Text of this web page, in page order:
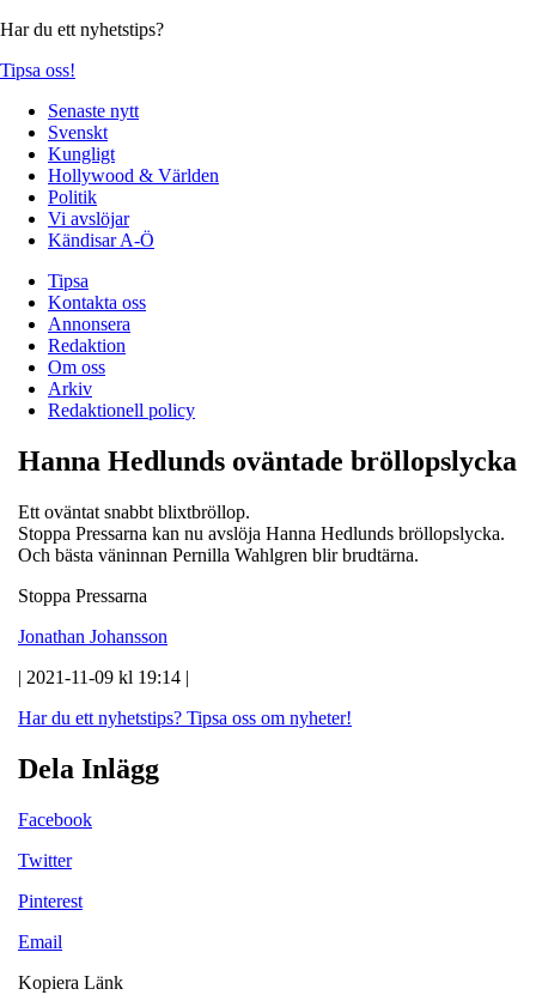
Har du ett nyhetstips?
Tipsa oss!
Senaste nytt
Svenskt
Kungligt
Hollywood & Världen
Politik
Vi avslöjar
Kändisar A-Ö
Tipsa
Kontakta oss
Annonsera
Redaktion
Om oss
Arkiv
Redaktionell policy
Hanna Hedlunds oväntade bröllopslycka
Ett oväntat snabbt blixtbröllop.
Stoppa Pressarna kan nu avslöja Hanna Hedlunds bröllopslycka.
Och bästa väninnan Pernilla Wahlgren blir brudtärna.
Stoppa Pressarna
Jonathan Johansson
| 2021-11-09 kl 19:14 |
Har du ett nyhetstips? Tipsa oss om nyheter!
Dela Inlägg
Facebook
Twitter
Pinterest
Email
Kopiera Länk